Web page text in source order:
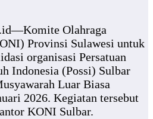
Olahraga
Provinsi Sulawesi untuk
organisasi Persatuan
Indonesia (Possi) Sulbar
Luar Biasa
2026. Kegiatan tersebut
KONI Sulbar.